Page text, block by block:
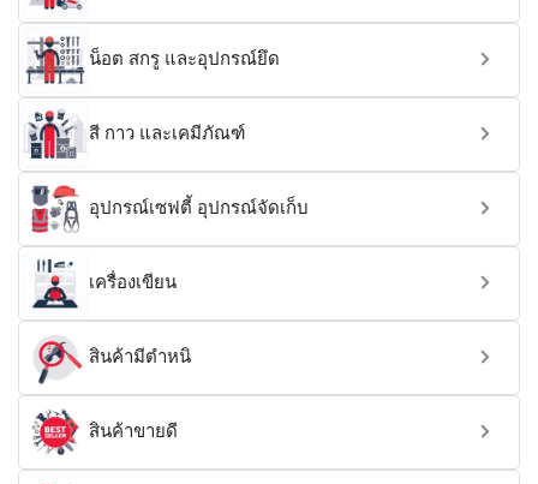
น็อต สกรู และอุปกรณ์ยึด
สี กาว และเคมีภัณฑ์
อุปกรณ์เซฟตี้ อุปกรณ์จัดเก็บ
เครื่องเขียน
สินค้ามีตำหนิ
สินค้าขายดี